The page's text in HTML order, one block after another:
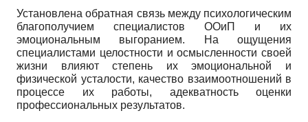
Установлена обратная связь между психологическим
благополучием специалистов ООиП и их
эмоциональным выгоранием. На ощущения
специалистами целостности и осмысленности своей
жизни влияют степень их эмоциональной и
физической усталости, качество взаимоотношений в
процессе их работы, адекватность оценки
профессиональных результатов.